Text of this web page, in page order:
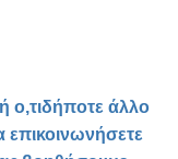
ο,τιδήποτε άλλο
επικοινωνήσετε